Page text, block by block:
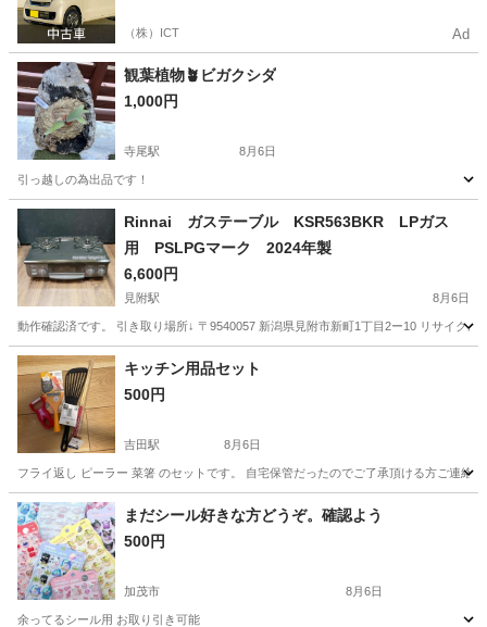
（株）ICT Ad
観葉植物🪴ビガクシダ
1,000円
寺尾駅 8月6日
引っ越しの為出品です！
新潟 新潟市 家庭用品
Rinnai ガステーブル KSR563BKR LPガス
用 PSLPGマーク 2024年製
6,600円
見附駅 8月6日
動作確認済です。 引き取り場所↓ 〒9540057 新潟県見附市新町1丁目2ー10 リサイク
新潟 見附市 見附駅 調理器具
キッチン用品セット
500円
吉田駅 8月6日
フライ返し ピーラー 菜箸 のセットです。 自宅保管だったのでご了承頂ける方ご連絡
新潟 燕市 吉田駅 家庭用品
まだシール好きな方どうぞ。確認よう
500円
加茂市 8月6日
余ってるシール用 お取り引き可能